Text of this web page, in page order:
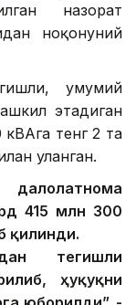
назорат
ноқонуний
умумий
этадиган
тенг 2 та
уланган.
415 млн 300
қилинди.
тегишли
ҳуқуқни